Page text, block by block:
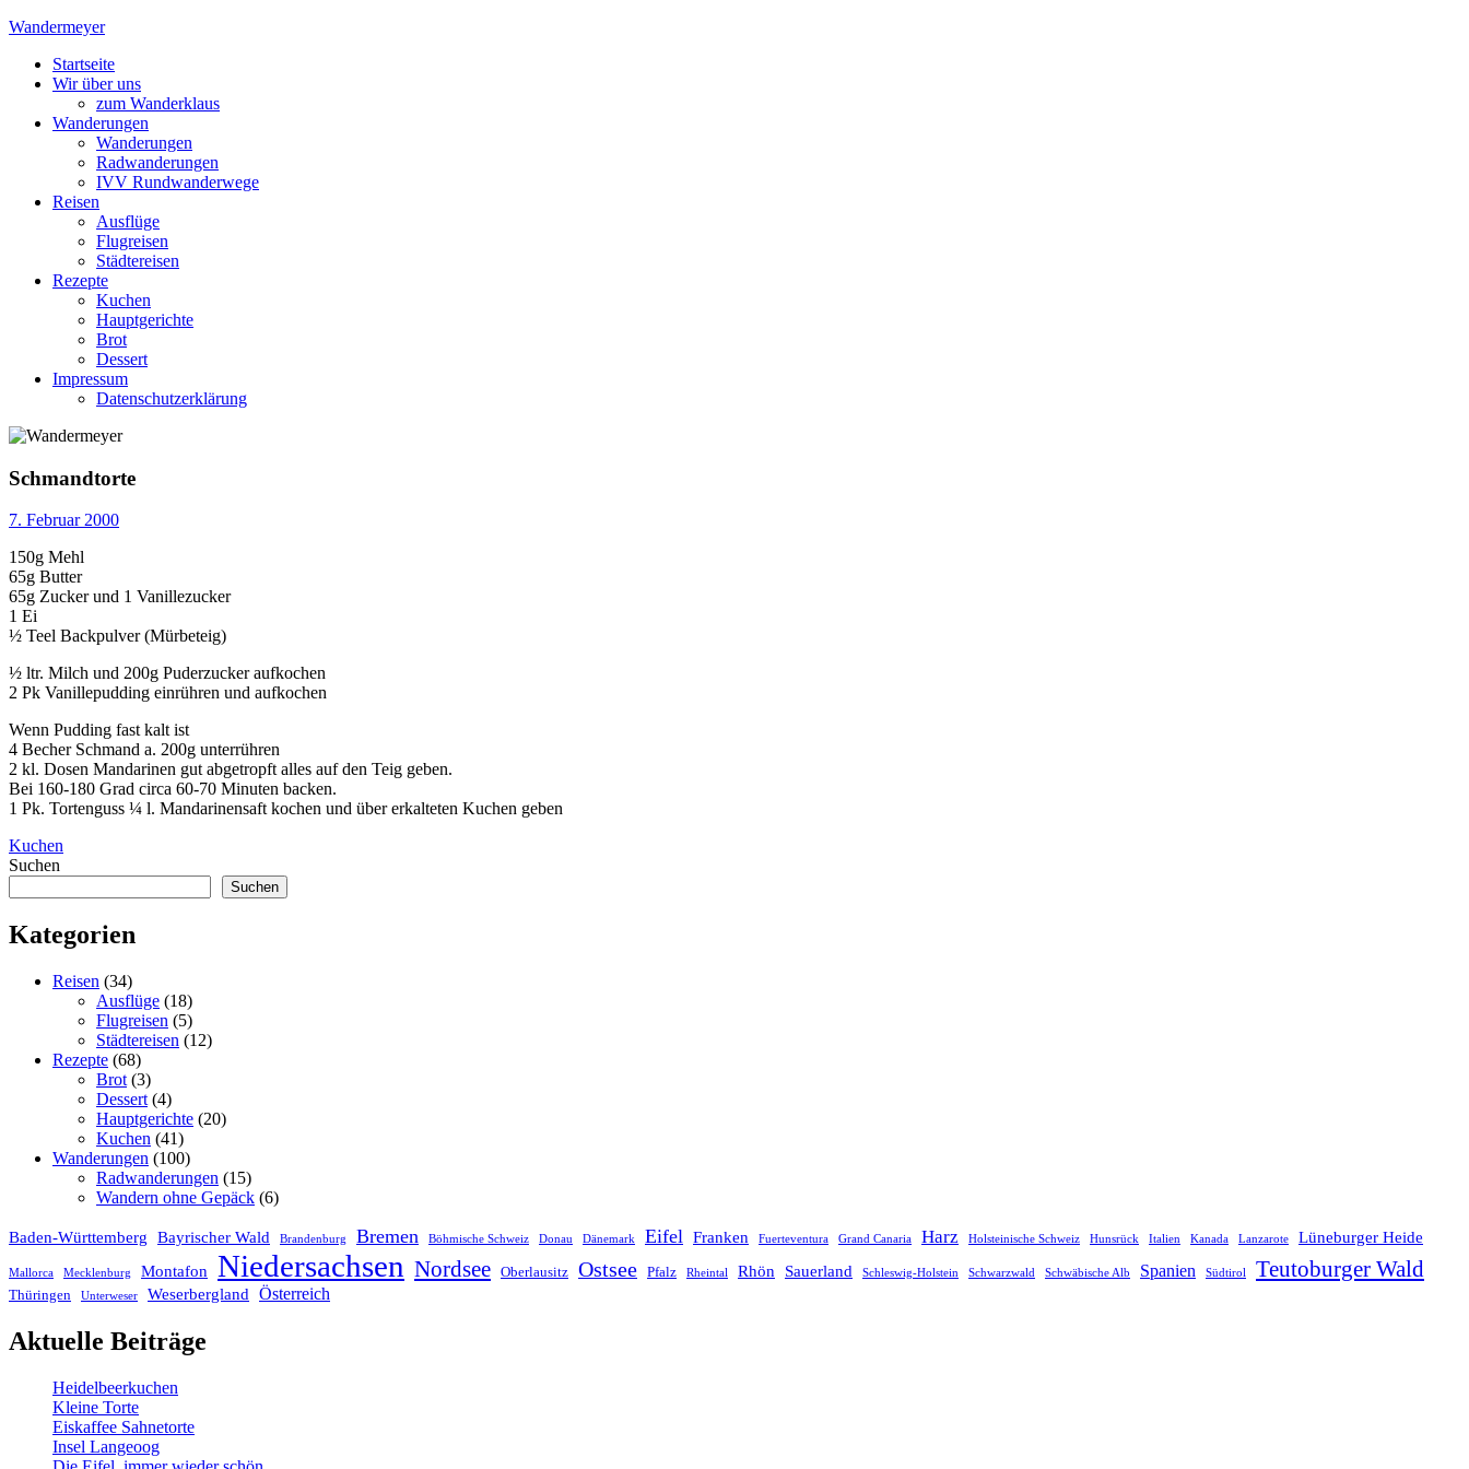
Skip
content
Wandermeyer
Das Wandern ist des Meyers Lust
Startseite
Wir über uns
zum Wanderklaus
Wanderungen
Wanderungen
Radwanderungen
IVV Rundwanderwege
Reisen
Ausflüge
Flugreisen
Städtereisen
Rezepte
Kuchen
Hauptgerichte
Brot
Dessert
Impressum
Datenschutzerklärung
Schmandtorte
7. Februar 2000
150g Mehl
65g Butter
65g Zucker und 1 Vanillezucker
1 Ei
½ Teel Backpulver (Mürbeteig)
½ ltr. Milch und 200g Puderzucker aufkochen
2 Pk Vanillepudding einrühren und aufkochen
Wenn Pudding fast kalt ist
4 Becher Schmand a. 200g unterrühren
2 kl. Dosen Mandarinen gut abgetropft alles auf den Teig geben.
Bei 160-180 Grad circa 60-70 Minuten backen.
1 Pk. Tortenguss ¼ l. Mandarinensaft kochen und über erkalteten Kuchen geben
Kuchen
Suchen
Suchen
Kategorien
Reisen (34)
Ausflüge (18)
Flugreisen (5)
Städtereisen (12)
Rezepte (68)
Brot (3)
Dessert (4)
Hauptgerichte (20)
Kuchen (41)
Wanderungen (100)
Radwanderungen (15)
Wandern ohne Gepäck (6)
Baden-Württemberg Bayrischer Wald Brandenburg Bremen Böhmische Schweiz Donau Dänemark Eifel Franken Fuerteventura Grand Canaria Harz Holsteinische Schweiz Hunsrück Italien Kanada Lanzarote Lüneburger Heide
Mallorca Mecklenburg Montafon Niedersachsen Nordsee Oberlausitz Ostsee Pfalz Rheintal Rhön Sauerland Schleswig-Holstein Schwarzwald Schwäbische Alb Spanien Südtirol Teutoburger Wald
Thüringen Unterweser Weserbergland Österreich
Aktuelle Beiträge
Heidelbeerkuchen
Kleine Torte
Eiskaffee Sahnetorte
Insel Langeoog